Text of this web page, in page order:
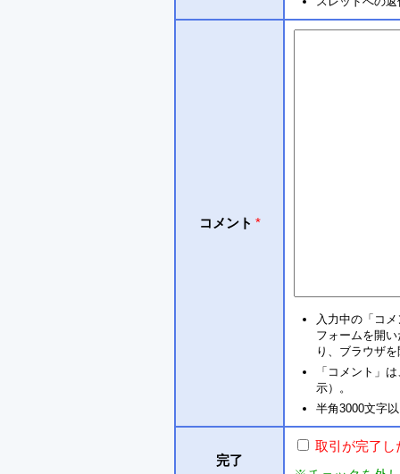
コメント *
入力中の「コ
フォームを開
り、ブラウザ
「コメント」
示）。
半角3000文字
完了
取引が完了し